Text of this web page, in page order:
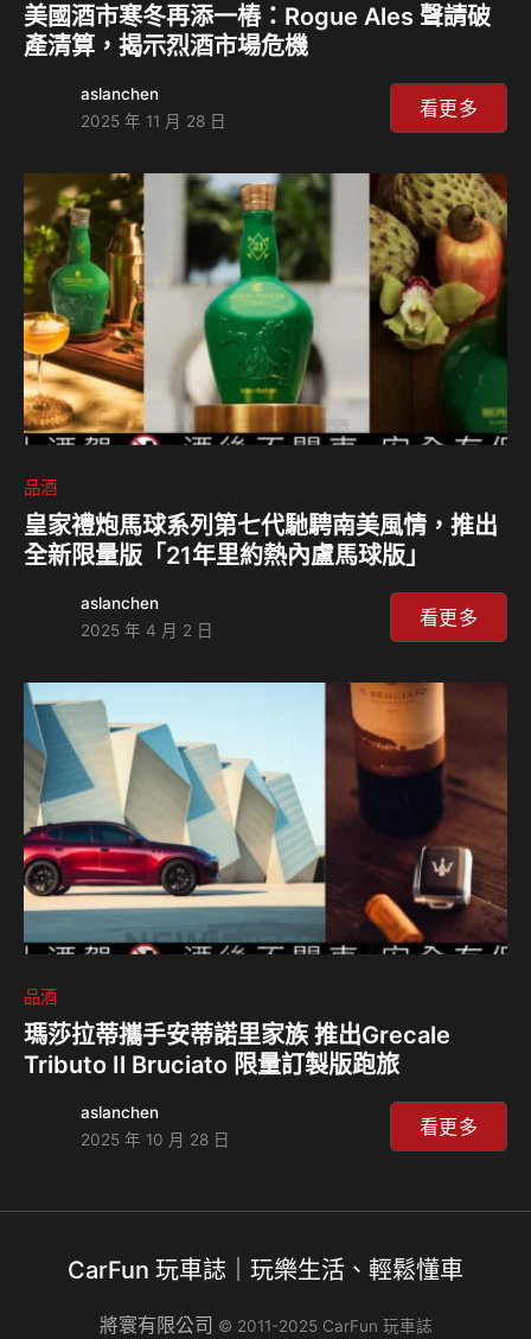
美國酒市寒冬再添一樁：Rogue Ales 聲請破
產清算，揭示烈酒市場危機
aslanchen
2025 年 11 月 28 日
看更多
品酒
皇家禮炮馬球系列第七代馳騁南美風情，推出
全新限量版「21年里約熱內盧馬球版」
aslanchen
2025 年 4 月 2 日
看更多
品酒
瑪莎拉蒂攜手安蒂諾里家族 推出Grecale
Tributo Il Bruciato 限量訂製版跑旅
aslanchen
2025 年 10 月 28 日
看更多
CarFun 玩車誌｜玩樂生活、輕鬆懂車
將寰有限公司 © 2011-2025 CarFun 玩車誌